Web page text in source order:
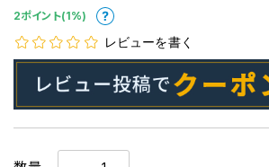
2ポイント(1%)
レビューを書く